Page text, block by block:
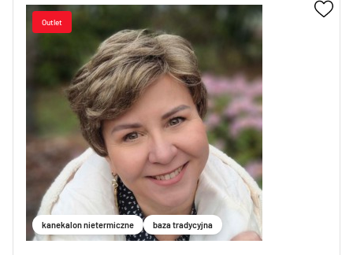
kanekalon nietermiczne baza tradycyjna